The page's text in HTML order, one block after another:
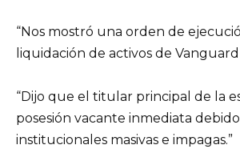
“Nos mostró una orden de
liquidación de activos de
“Dijo que el titular principal de la
posesión vacante inmediata
institucionales masivas e impagas.”